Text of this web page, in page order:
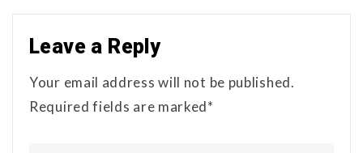
Leave a Reply
Your email address will not be published.
Required fields are marked*